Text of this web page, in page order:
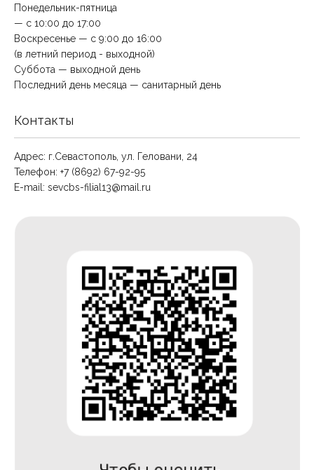
Понедельник-пятница
— с 10:00 до 17:00
Воскресенье — с 9:00 до 16:00
(в летний период - выходной)
Суббота — выходной день
Последний день месяца — санитарный день
Контакты
Адрес: г.Севастополь, ул. Геловани, 24
Телефон: +7 (8692) 67-92-95
E-mail: sevcbs-filial13@mail.ru